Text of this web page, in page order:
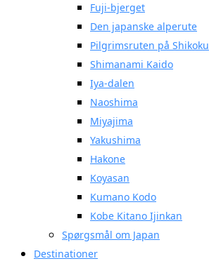
Fuji-bjerget
Den japanske alperute
Pilgrimsruten på Shikoku
Shimanami Kaido
Iya-dalen
Naoshima
Miyajima
Yakushima
Hakone
Koyasan
Kumano Kodo
Kobe Kitano Ijinkan
Spørgsmål om Japan
Destinationer